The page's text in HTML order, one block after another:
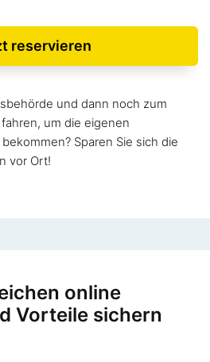
reservieren
und dann noch zum
um die eigenen
Sparen Sie sich die
vor Ort!
online
Vorteile sichern